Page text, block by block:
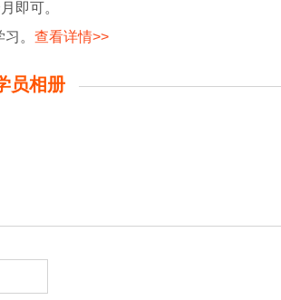
即可。
。 查看详情>>
员相册